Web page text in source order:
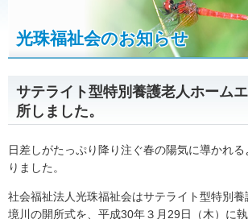
お問い合わせ・資料請求
光珠福祉会のお知らせ
サテライト型特別養護老人ホーム
所しました。
日差しがたっぷり降り注ぐ春の陽気に導かれ
りました。
社会福祉法人光珠福祉会はサテライト型特別
境川の開所式を、平成30年３月29日（木）に執